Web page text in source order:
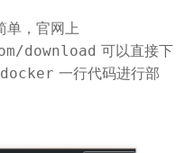
单，官网上
download 可以直接下
docker 一行代码进行部